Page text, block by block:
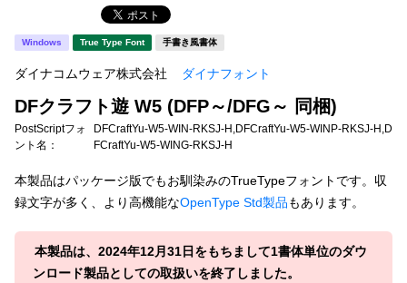
新着一覧
カート
マイページ
ご利用ガイド
タイプフェイス
明朝体
宋朝体 清朝体
草書体 勘亭流
江戸文字 デザイン毛筆
すべてを表示
Windows True Type Font 手書き風書体
ダイナコムウェア株式会社 ダイナフォント
DFクラフト遊 W5 (DFP～/DFG～ 同梱)
PostScriptフォ
ント名：
DFCraftYu-W5-WIN-RKSJ-H,DFCraftYu-W5-WINP-RKSJ-H,D
FCraftYu-W5-WING-RKSJ-H
本製品はパッケージ版でもお馴染みのTrueTypeフォントです。収
録文字が多く、より高機能なOpenType Std製品もあります。
本製品は、2024年12月31日をもちまして1書体単位のダウ
ンロード製品としての取扱いを終了しました。